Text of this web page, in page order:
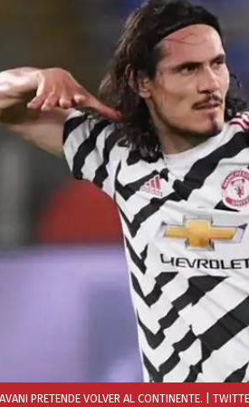
PRETENDE VOLVER AL CONTINENTE. |